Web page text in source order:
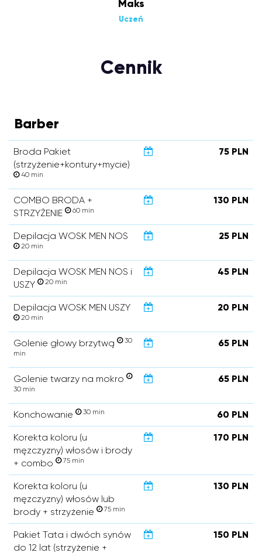
Maks
Uczeń
Cennik
Barber
Broda Pakiet
(strzyżenie+kontury+mycie)
40 min
75 PLN
COMBO BRODA +
STRZYŻENIE
60 min
130 PLN
Depilacja WOSK MEN NOS
20 min
25 PLN
Depilacja WOSK MEN NOS i
USZY
20 min
45 PLN
Depilacja WOSK MEN USZY
20 min
20 PLN
Golenie głowy brzytwą
30
min
65 PLN
Golenie twarzy na mokro
30 min
65 PLN
Konchowanie 30 min 60 PLN
Korekta koloru (u
męzczyzny) włosów i brody
+ combo
75 min
170 PLN
Korekta koloru (u
męzczyzny) włosów lub
brody + strzyżenie
75 min
130 PLN
Pakiet Tata i dwóch synów
do 12 lat (strzyżenie +
150 PLN